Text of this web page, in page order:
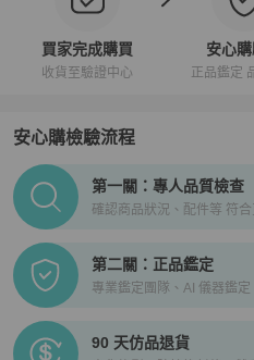
買家完成購買
收貨至驗證中心
安心
正品鑑定
安心購檢驗流程
PopChill拍拍圈正品驗證、安
第一關：專人品質檢查
確認商品狀況、配件等 符
第二關：正品鑑定
專業鑑定團隊、AI 儀器鑑
90 天仿品退貨